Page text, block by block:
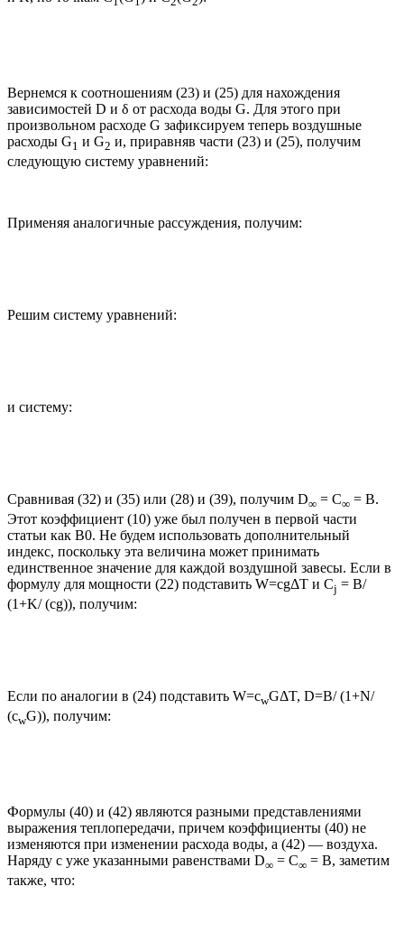
Вернемся к соотношениям (23) и (25) для нахождения
зависимостей D и δ от расхода воды G. Для этого при
произвольном расходе G зафиксируем теперь воздушные
расходы G1 и G2 и, приравняв части (23) и (25), получим
следующую систему уравнений:
Применяя аналогичные рассуждения, получим:
Решим систему уравнений:
и систему:
Сравнивая (32) и (35) или (28) и (39), получим D∞ = С∞ = В.
Этот коэффициент (10) уже был получен в первой части
статьи как В0. Не будем использовать дополнительный
индекс, поскольку эта величина может принимать
единственное значение для каждой воздушной завесы. Если в
формулу для мощности (22) подставить W=cgΔT и Сj = B/
(1+K/ (cg)), получим:
Если по аналогии в (24) подставить W=cwGΔT, D=B/ (1+N/
(cwG)), получим:
Формулы (40) и (42) являются разными представлениями
выражения теплопередачи, причем коэффициенты (40) не
изменяются при изменении расхода воды, а (42) — воздуха.
Наряду с уже указанными равенствами D∞ = С∞ = В, заметим
также, что: